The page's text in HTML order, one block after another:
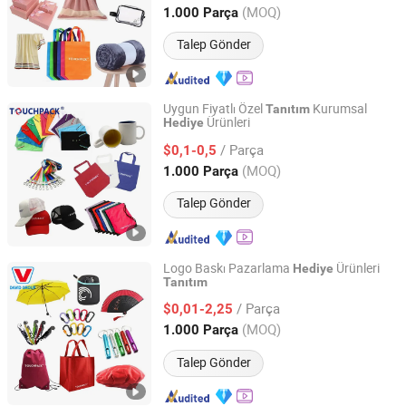
1.000 Parça (MOQ)
Talep Gönder
Shanghai, China Fiyat 2010
Uygun Fiyatlı Özel Tanıtım Kurumsal
Hediye Ürünleri
$0,1-0,5 / Parça
1.000 Parça (MOQ)
Talep Gönder
Shanghai Touch Industrial Development Co., Ltd.
Shanghai, China Fiyat 2010
Logo Baskı Pazarlama Hediye Ürünleri
Tanıtım
$0,01-2,25 / Parça
1.000 Parça (MOQ)
Talep Gönder
Shanghai David International Trade Co., Ltd.
Shanghai, China Fiyat 2010